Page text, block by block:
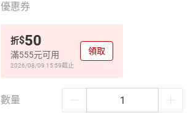
優惠券
折$50
滿555元可用
2026/08/09 15:59截止
領取
數量